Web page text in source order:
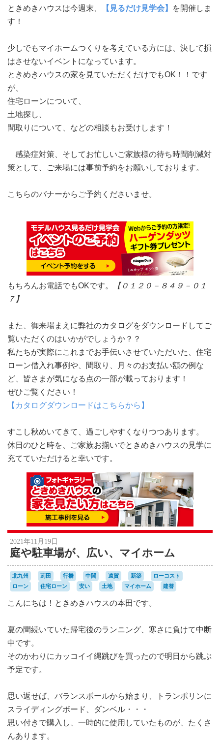
ときめきハウスは今週末、 【見るだけ見学会】
を開催しま
す！
少しでもマイホームつくりを考えている方には、決して損
はさせないイベントになっています。
ときめきハウスの家を見ていただくだけでもOK！！です
が、
住宅ローンについて、
土地探し、
間取りについて、などの相談もお受けします！
感染症対策、そしてお忙しいご家族様の待ち時間削減対
策として、ご来場には事前予約をお願いしております。
こちらのバナーからご予約くださいませ。
もちろんお電話でもOKです。
【０１２０－８４９－０１
７】
また、御来場まえに弊社のカタログをダウンロードしてご
覧いただくのはいかがでしょうか？？
私たちが実際にこれまでお手伝いさせていただいた、住宅
ローン借入れ事例や、間取り、月々のお支払い額の例な
ど、皆さまが気になる点の一部が載っております！
ぜひご覧ください！
【カタログダウンロードはこちらから】
すこし秋めいてきて、過ごしやすくなりつつあります。
休日のひと時を、ご家族お揃いでときめきハウスの見学に
充てていただけると幸いです。
2021年11月19日
庭や駐車場が、広い、マイホーム
北九州 苅田 行橋 中間 遠賀 新築
ローコスト
ローン
住宅ローン 安い 土地 マイホーム 建替
こんにちは！ときめきハウスの本田です。
夏の間続いていた帰宅後のランニング、寒さに負けて中断
中です。
そのかわりにカッコイイ縄跳びを買ったので明日から跳ぶ
予定です。
思い返せば、バランスボールから始まり、トランポリンに
スライディングボード、ダンベル・・・
思い付きで購入し、一時的に使用していたものが、たくさ
んあります。